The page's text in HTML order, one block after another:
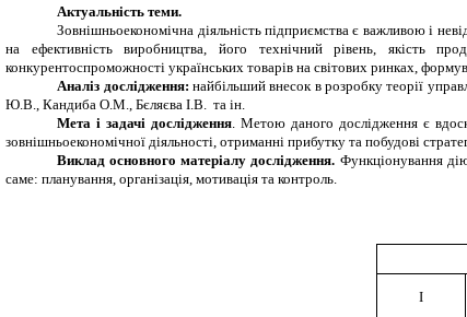
Актуальність теми.
Зовнішньоекономічна діяльність підприємства є важливою і
на ефективність виробництва, його технічний рівень, якість
конкурентоспроможності українських товарів на світових ринках,
Аналіз дослідження: найбільший внесок в розробку теорії
Ю.В., Кандиба О.М., Бєляєва І.В. та ін.
Мета і задачі дослідження. Метою даного дослідження є
зовнішньоекономічної діяльності, отриманні прибутку та побудові
Виклад основного матеріалу дослідження. Функціонування
саме: планування, організація, мотивація та контроль.
I